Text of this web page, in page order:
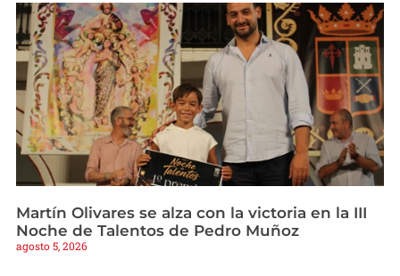
Martín Olivares se alza con la victoria en la III
Noche de Talentos de Pedro Muñoz
agosto 5, 2026